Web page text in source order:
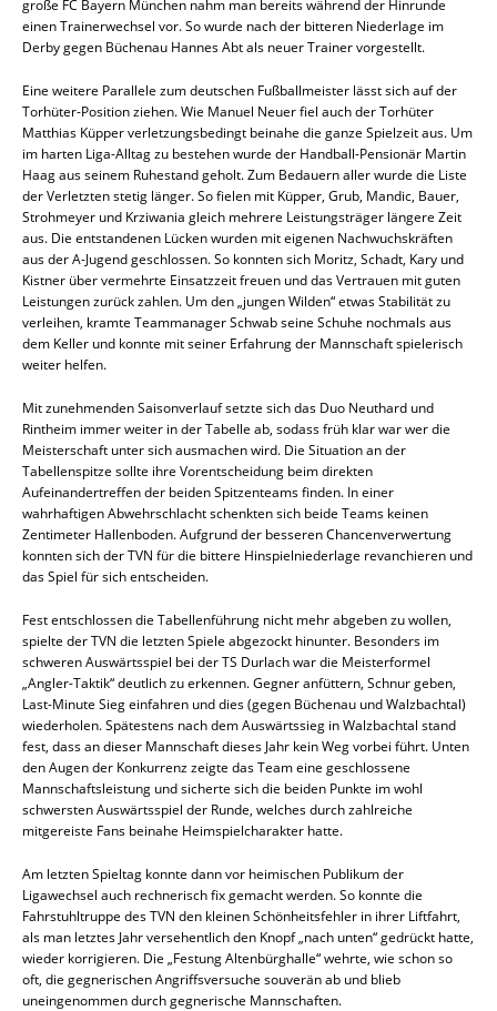
große FC Bayern München nahm man bereits während der Hinrunde
einen Trainerwechsel vor. So wurde nach der bitteren Niederlage im
Derby gegen Büchenau Hannes Abt als neuer Trainer vorgestellt.
Eine weitere Parallele zum deutschen Fußballmeister lässt sich auf der
Torhüter-Position ziehen. Wie Manuel Neuer fiel auch der Torhüter
Matthias Küpper verletzungsbedingt beinahe die ganze Spielzeit aus. Um
im harten Liga-Alltag zu bestehen wurde der Handball-Pensionär Martin
Haag aus seinem Ruhestand geholt. Zum Bedauern aller wurde die Liste
der Verletzten stetig länger. So fielen mit Küpper, Grub, Mandic, Bauer,
Strohmeyer und Krziwania gleich mehrere Leistungsträger längere Zeit
aus. Die entstandenen Lücken wurden mit eigenen Nachwuchskräften
aus der A-Jugend geschlossen. So konnten sich Moritz, Schadt, Kary und
Kistner über vermehrte Einsatzzeit freuen und das Vertrauen mit guten
Leistungen zurück zahlen. Um den „jungen Wilden“ etwas Stabilität zu
verleihen, kramte Teammanager Schwab seine Schuhe nochmals aus
dem Keller und konnte mit seiner Erfahrung der Mannschaft spielerisch
weiter helfen.
Mit zunehmenden Saisonverlauf setzte sich das Duo Neuthard und
Rintheim immer weiter in der Tabelle ab, sodass früh klar war wer die
Meisterschaft unter sich ausmachen wird. Die Situation an der
Tabellenspitze sollte ihre Vorentscheidung beim direkten
Aufeinandertreffen der beiden Spitzenteams finden. In einer
wahrhaftigen Abwehrschlacht schenkten sich beide Teams keinen
Zentimeter Hallenboden. Aufgrund der besseren Chancenverwertung
konnten sich der TVN für die bittere Hinspielniederlage revanchieren und
das Spiel für sich entscheiden.
Fest entschlossen die Tabellenführung nicht mehr abgeben zu wollen,
spielte der TVN die letzten Spiele abgezockt hinunter. Besonders im
schweren Auswärtsspiel bei der TS Durlach war die Meisterformel
„Angler-Taktik“ deutlich zu erkennen. Gegner anfüttern, Schnur geben,
Last-Minute Sieg einfahren und dies (gegen Büchenau und Walzbachtal)
wiederholen. Spätestens nach dem Auswärtssieg in Walzbachtal stand
fest, dass an dieser Mannschaft dieses Jahr kein Weg vorbei führt. Unten
den Augen der Konkurrenz zeigte das Team eine geschlossene
Mannschaftsleistung und sicherte sich die beiden Punkte im wohl
schwersten Auswärtsspiel der Runde, welches durch zahlreiche
mitgereiste Fans beinahe Heimspielcharakter hatte.
Am letzten Spieltag konnte dann vor heimischen Publikum der
Ligawechsel auch rechnerisch fix gemacht werden. So konnte die
Fahrstuhltruppe des TVN den kleinen Schönheitsfehler in ihrer Liftfahrt,
als man letztes Jahr versehentlich den Knopf „nach unten“ gedrückt hatte,
wieder korrigieren. Die „Festung Altenbürghalle“ wehrte, wie schon so
oft, die gegnerischen Angriffsversuche souverän ab und blieb
uneingenommen durch gegnerische Mannschaften.